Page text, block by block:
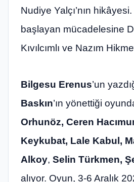
Nudiye Yalçı’nın
başlayan mücadelesine
Kıvılcımlı ve Nazım
Bilgesu Erenus’un
Baskın’ın yönettiği
Orhunöz, Ceren
Keykubat, Lale Kabul,
Alkoy, Selin Türkmen,
alıyor. Oyun, 3-6 Aralık